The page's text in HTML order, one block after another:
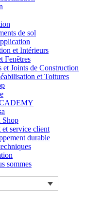
de sol
et Intérieurs
Fenêtres
et Joints de Construction
et Toitures
Shop
et service client
durable
sommes